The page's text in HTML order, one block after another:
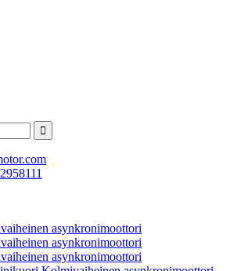
asynkronimoottori
asynkronimoottori
asynkronimoottori